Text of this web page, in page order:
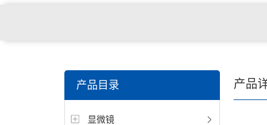
产品目录
显微镜
产品